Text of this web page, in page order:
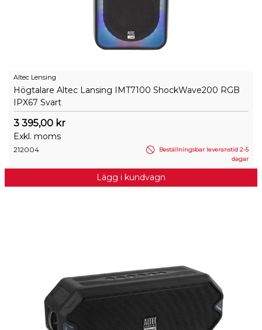
Altec Lensing
Högtalare Altec Lansing IMT7100 ShockWave200 RGB
IPX67 Svart
3 395,00 kr
Exkl. moms
212004
Beställningsbar leveranstid 2-5
dagar
Lägg i kundvagn